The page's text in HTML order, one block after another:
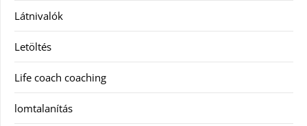
Látnivalók
Letöltés
Life coach coaching
lomtalanítás